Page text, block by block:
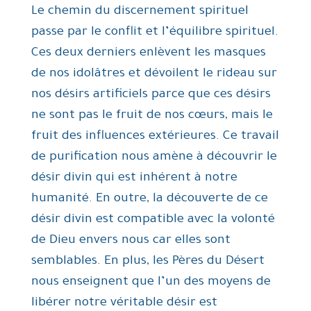
Le chemin du discernement spirituel
passe par le conflit et l’équilibre spirituel.
Ces deux derniers enlèvent les masques
de nos idolâtres et dévoilent le rideau sur
nos désirs artificiels parce que ces désirs
ne sont pas le fruit de nos cœurs, mais le
fruit des influences extérieures. Ce travail
de purification nous amène à découvrir le
désir divin qui est inhérent à notre
humanité. En outre, la découverte de ce
désir divin est compatible avec la volonté
de Dieu envers nous car elles sont
semblables. En plus, les Pères du Désert
nous enseignent que l’un des moyens de
libérer notre véritable désir est